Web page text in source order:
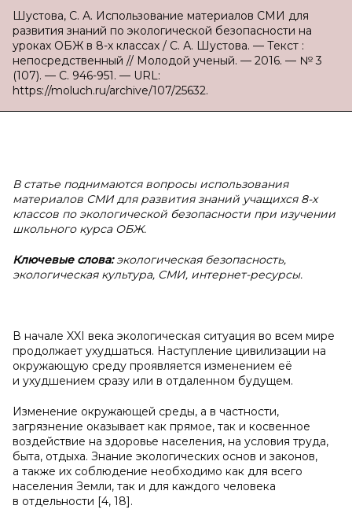
Шустова, С. А. Использование материалов СМИ для
развития знаний по экологической безопасности на
уроках ОБЖ в 8-х классах / С. А. Шустова. — Текст :
непосредственный // Молодой ученый. — 2016. — № 3
(107). — С. 946-951. — URL:
https://moluch.ru/archive/107/25632.
В статье поднимаются вопросы использования
материалов СМИ для развития знаний учащихся 8-х
классов по экологической безопасности при изучении
школьного курса ОБЖ.
Ключевые слова:экологическая безопасность,
экологическая культура, СМИ, интернет-ресурсы.
В начале XXI века экологическая ситуация во всем мире
продолжает ухудшаться. Наступление цивилизации на
окружающую среду проявляется изменением её
и ухудшением сразу или в отдаленном будущем.
Изменение окружающей среды, а в частности,
загрязнение оказывает как прямое, так и косвенное
воздействие на здоровье населения, на условия труда,
быта, отдыха. Знание экологических основ и законов,
а также их соблюдение необходимо как для всего
населения Земли, так и для каждого человека
в отдельности [4, 18].